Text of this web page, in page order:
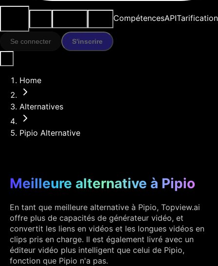
CompétencesAPITarification
Se connecter S'inscrire
Home
Alternatives
Pipio Alternative
Meilleure alternative à Pipio
En tant que meilleure alternative à Pipio, Topview.ai
offre plus de capacités de générateur vidéo, et
convertit les liens en vidéos et les longues vidéos en
clips pris en charge. Il est également livré avec un
éditeur vidéo plus intelligent que celui de Pipio,
fonction que Pipio n'a pas.